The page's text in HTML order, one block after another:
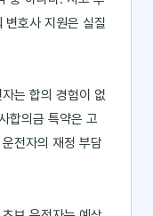
변호사 지원은 실질
는 합의 경험이 없
합의금 특약은 고
전자의 재정 부담